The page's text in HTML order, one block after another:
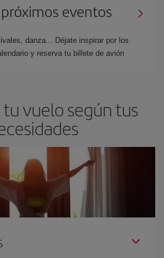
eventos
danza... Déjate inspirar por los
y reserva tu billete de avión
vuelo según tus